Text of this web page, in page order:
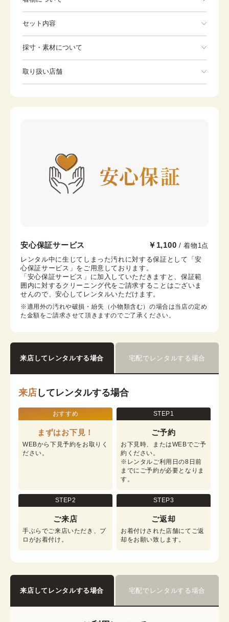
な袴です。 着物に描かれる植物文は、季節が分かるように
問わず着ることができます。 花づくしは、名前のとおり、
着物一面に抽象的な花々がたくさん描かれていますので、
子どもっぽさを感じる方も多いかもしれません。ですが、
シックな黒地と鮮やかな赤色のヱ霞がアクセントとなり、
古典的な印象を持つオトナ可愛い袴となっています。
セット内容
※着付けに必要な一式をすべて含みます。
着物
巾着 草履
採寸・素材について
身丈 74cm
取り扱い店舗
京都府京都市東山区四条通大和大路西入中之町216番地
祇園OKIビル2階
営業時間： 10:00 ~ 17:30
着付け最終受付時間：15:30
返却締め切り時間：17:30
安心保証サービス ￥1,100 / 着物1点
レンタル中に生じてしまった汚れに対する保証として「安
心保証サービス」をご用意しております。
「安心保証サービス」に加入していただきますと、保証範
囲内に対するクリーニング代をご請求することはございま
せんので、安心してレンタルいただけます。
※適用外の汚れや破損・紛失（小物類含む）の場合は当店の定め
た金額をご請求させて頂きますのでご了承ください。
来店してレンタルする場合 宅配でレンタルする場合
来店 してレンタルする場合
おすすめ
まずはお下見！
WEBから下見予約をお取りく
ださい。
STEP1
ご予約
お下見時、またはWEBでご予
約ください。
※レンタルご利用日の8日前
までにご予約が必要となりま
す。
STEP2
ご来店
手ぶらでご来店いただき、プ
ロがお着付け。
STEP3
ご返却
お着付けされた店舗にてご返
却をお願い致します。
来店してレンタルする場合 宅配でレンタルする場合